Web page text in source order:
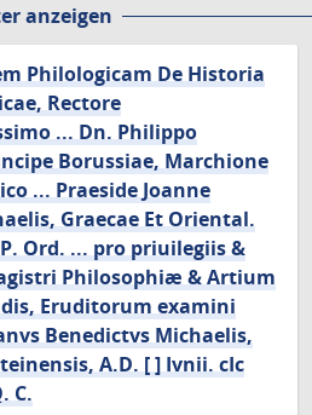
anzeigen
Philologicam De Historia
Rectore
... Dn. Philippo
Borussiae, Marchione
... Praeside Joanne
Graecae Et Oriental.
Ord. ... pro priuilegiis &
Philosophiæ & Artium
Eruditorum examini
Benedictvs Michaelis,
A.D. [ ] Ivnii. cIc
C.